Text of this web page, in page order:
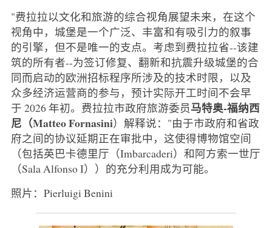
"费拉拉以文化和旅游的综合视角展望未来，在这个
视角中，城堡是一个广泛、丰富和有吸引力的叙事
的引擎，但不是唯一的支点。考虑到费拉拉省--该建
筑的所有者--为签订修复、翻新和抗震升级城堡的合
同而启动的欧洲招标程序所涉及的技术时限，以及
众多经济运营商的参与，预计实际开工时间不会早
于 2026 年初。费拉拉市政府旅游委员马特奥-福纳西
尼（Matteo Fornasini）解释说："由于市政府和省政
府之间的协议延期正在审批中，这使得博物馆空间
（包括英巴卡德里厅（Imbarcaderi）和阿方索一世厅
（Sala Alfonso I））的充分利用成为可能。
照片：Pierluigi Benini